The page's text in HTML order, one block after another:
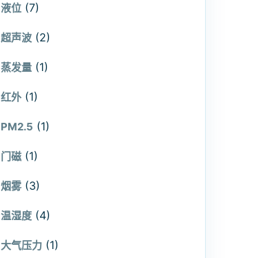
液位 (7)
超声波 (2)
蒸发量 (1)
红外 (1)
PM2.5 (1)
门磁 (1)
烟雾 (3)
温湿度 (4)
大气压力 (1)